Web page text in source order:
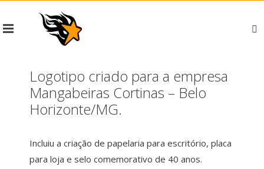
Logotipo criado para a empresa
Mangabeiras Cortinas – Belo
Horizonte/MG.
Incluiu a criação de papelaria para escritório, placa
para loja e selo comemorativo de 40 anos.